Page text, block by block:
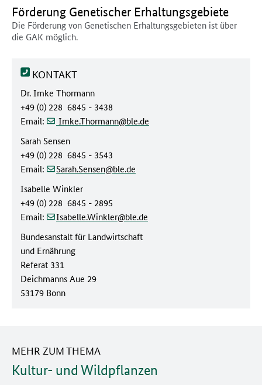
Förderung Genetischer Erhaltungsgebiete
Die Förderung von Genetischen Erhaltungsgebieten ist über
die GAK möglich.
KONTAKT
Dr. Imke Thormann
+49 (0) 228 6845 - 3438
Email:
Imke.Thormann (at)
ble(dot)
de
Sarah Sensen
+49 (0) 228 6845 - 3543
Email:
Sarah.Sensen (at)
ble(dot)
de
Isabelle Winkler
+49 (0) 228 6845 - 2895
Email:
Isabelle.Winkler (at)
ble(dot)
de
Bundesanstalt für Landwirtschaft
und Ernährung
Referat 331
Deichmanns Aue 29
53179 Bonn
MEHR ZUM THEMA
Kultur- und Wildpflanzen